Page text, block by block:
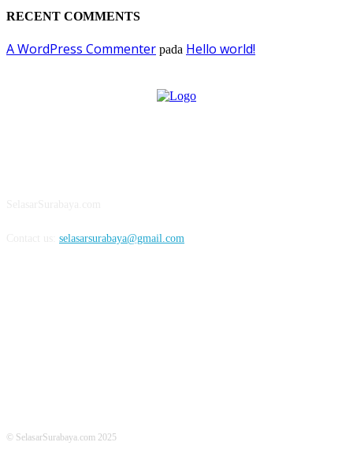
RECENT COMMENTS
A WordPress Commenter pada Hello world!
selasarsurabaya@gmail.com
© SelasarSurabaya.com 2025